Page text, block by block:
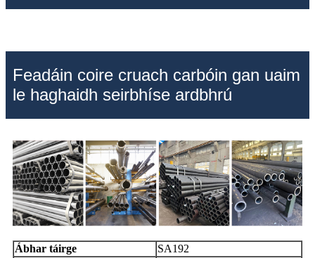
Feadáin coire cruach carbóin gan uaim
le haghaidh seirbhíse ardbhrú
Ábhar táirge SA192